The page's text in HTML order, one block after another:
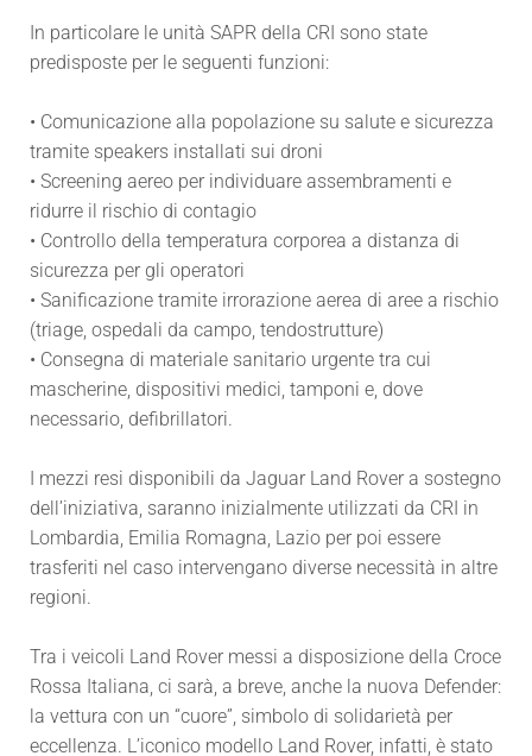
In particolare le unità SAPR della CRI sono state
predisposte per le seguenti funzioni:
• Comunicazione alla popolazione su salute e sicurezza
tramite speakers installati sui droni
• Screening aereo per individuare assembramenti e
ridurre il rischio di contagio
• Controllo della temperatura corporea a distanza di
sicurezza per gli operatori
• Sanificazione tramite irrorazione aerea di aree a rischio
(triage, ospedali da campo, tendostrutture)
• Consegna di materiale sanitario urgente tra cui
mascherine, dispositivi medici, tamponi e, dove
necessario, defibrillatori.
I mezzi resi disponibili da Jaguar Land Rover a sostegno
dell’iniziativa, saranno inizialmente utilizzati da CRI in
Lombardia, Emilia Romagna, Lazio per poi essere
trasferiti nel caso intervengano diverse necessità in altre
regioni.
Tra i veicoli Land Rover messi a disposizione della Croce
Rossa Italiana, ci sarà, a breve, anche la nuova Defender:
la vettura con un “cuore”, simbolo di solidarietà per
eccellenza. L’iconico modello Land Rover, infatti, è stato